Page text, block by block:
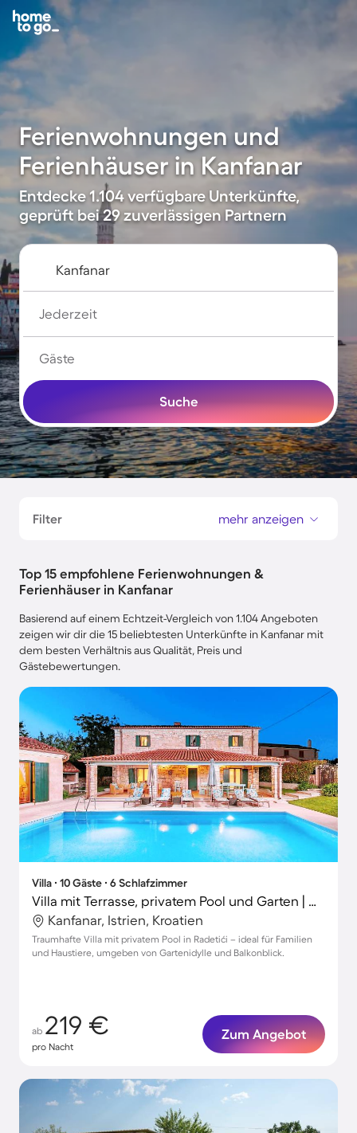
Ferienwohnungen und
Ferienhäuser in Kanfanar
Entdecke 1.104 verfügbare Unterkünfte,
geprüft bei 29 zuverlässigen Partnern
Jederzeit
Gäste
Suche
Filter mehr anzeigen
Top 15 empfohlene Ferienwohnungen &
Ferienhäuser in Kanfanar
Basierend auf einem Echtzeit-Vergleich von 1.104 Angeboten
zeigen wir dir die 15 beliebtesten Unterkünfte in Kanfanar mit
dem besten Verhältnis aus Qualität, Preis und
Gästebewertungen.
Villa ∙ 10 Gäste ∙ 6 Schlafzimmer
Villa mit Terrasse, privatem Pool und Garten | Gartenblick
Kanfanar, Istrien, Kroatien
Traumhafte Villa mit privatem Pool in Radetići – ideal für Familien
und Haustiere, umgeben von Gartenidylle und Balkonblick.
ab 219 €
pro Nacht
Zum Angebot